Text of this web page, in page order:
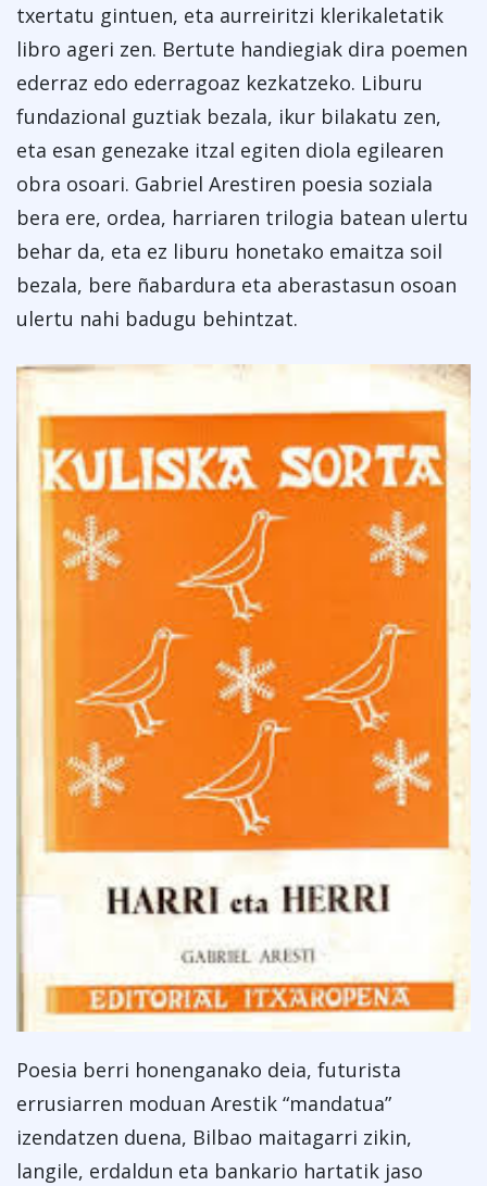
txertatu gintuen, eta aurreiritzi klerikaletatik
libro ageri zen. Bertute handiegiak dira poemen
ederraz edo ederragoaz kezkatzeko. Liburu
fundazional guztiak bezala, ikur bilakatu zen,
eta esan genezake itzal egiten diola egilearen
obra osoari. Gabriel Arestiren poesia soziala
bera ere, ordea, harriaren trilogia batean ulertu
behar da, eta ez liburu honetako emaitza soil
bezala, bere ñabardura eta aberastasun osoan
ulertu nahi badugu behintzat.
Poesia berri honenganako deia, futurista
errusiarren moduan Arestik “mandatua”
izendatzen duena, Bilbao maitagarri zikin,
langile, erdaldun eta bankario hartatik jaso